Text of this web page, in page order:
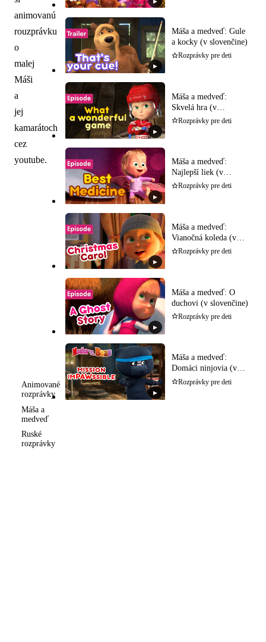
animovanú
rouzprávku
o
malej
Máši
a
jej
kamarátoch
cez
youtube.
Animované
rozprávky
Máša a
medveď
Ruské
rozprávky
▶
Máša a medveď: Gule
a kocky (v slovenčine)
Rozprávky pre deti
▶
Máša a medveď:
Skvelá hra (v
slovenčine)
Rozprávky pre deti
▶
Máša a medveď:
Najlepší liek (v
slovenčine)
Rozprávky pre deti
▶
Máša a medveď:
Vianočná koleda (v
slovenčine)
Rozprávky pre deti
▶
Máša a medveď: O
duchovi (v slovenčine)
Rozprávky pre deti
▶
Máša a medveď:
Domáci ninjovia (v
slovenčine)
Rozprávky pre deti